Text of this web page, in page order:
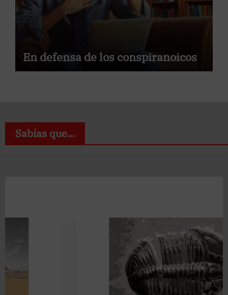
En defensa de los conspiranoicos
Sabías que...